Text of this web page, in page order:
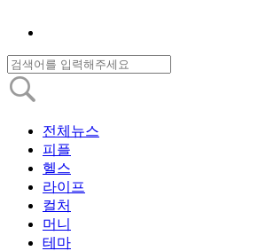
전체뉴스
피플
헬스
라이프
컬처
머니
테마